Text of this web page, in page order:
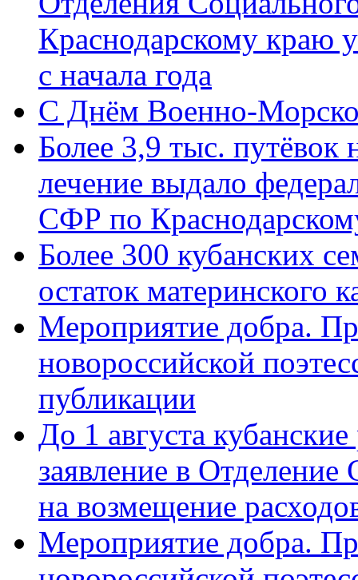
Краснодарскому краю
с начала года
C Днём Военно-
Более 3,9 тыс. путёвок
лечение выдало
СФР по
Более 300 кубанских
остаток материнского
Мероприятие добра.
новороссийской
публикации
До 1 августа
заявление в
на возмещение
Мероприятие добра.